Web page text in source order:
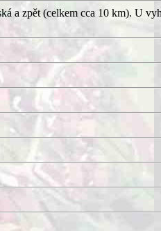
a zpět (celkem cca 10 km). U